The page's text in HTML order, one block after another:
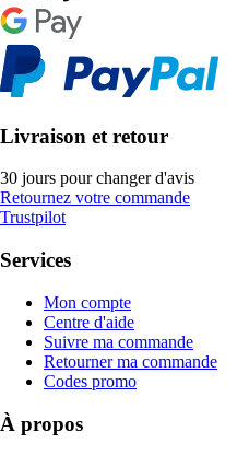
Livraison et retour
30 jours pour changer d'avis
Retournez votre commande
Trustpilot
Services
Mon compte
Centre d'aide
Suivre ma commande
Retourner ma commande
Codes promo
À propos